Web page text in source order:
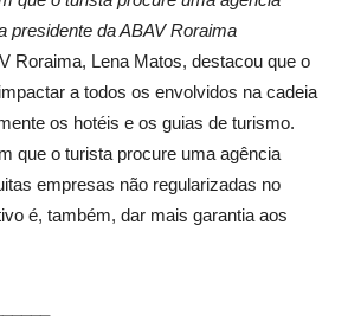
presidente da ABAV Roraima
Roraima, Lena Matos, destacou que o
a todos os envolvidos na cadeia
os hotéis e os guias de turismo.
que o turista procure uma agência
empresas não regularizadas no
é, também, dar mais garantia aos